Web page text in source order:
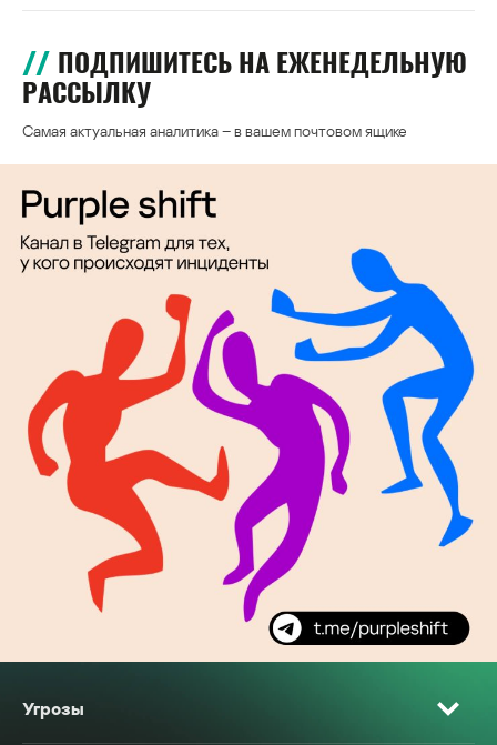
ПОДПИШИТЕСЬ НА ЕЖЕНЕДЕЛЬНУЮ
РАССЫЛКУ
Самая актуальная аналитика – в вашем почтовом ящике
Угрозы